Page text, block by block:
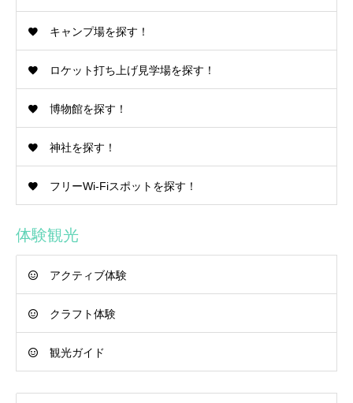
キャンプ場を探す！
ロケット打ち上げ見学場を探す！
博物館を探す！
神社を探す！
フリーWi-Fiスポットを探す！
体験観光
アクティブ体験
クラフト体験
観光ガイド